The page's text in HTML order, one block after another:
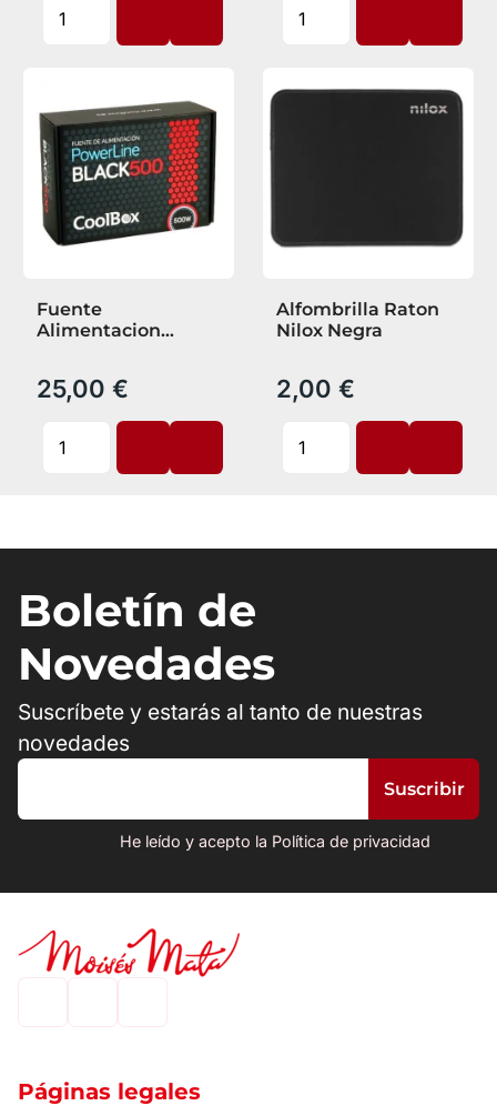
Fuente
Alimentacion
25,00 €
Alfombrilla Raton
Nilox Negra
2,00 €
Boletín de
Novedades
Suscríbete y estarás al tanto de nuestras
novedades
He leído y acepto la Política de privacidad
Páginas legales